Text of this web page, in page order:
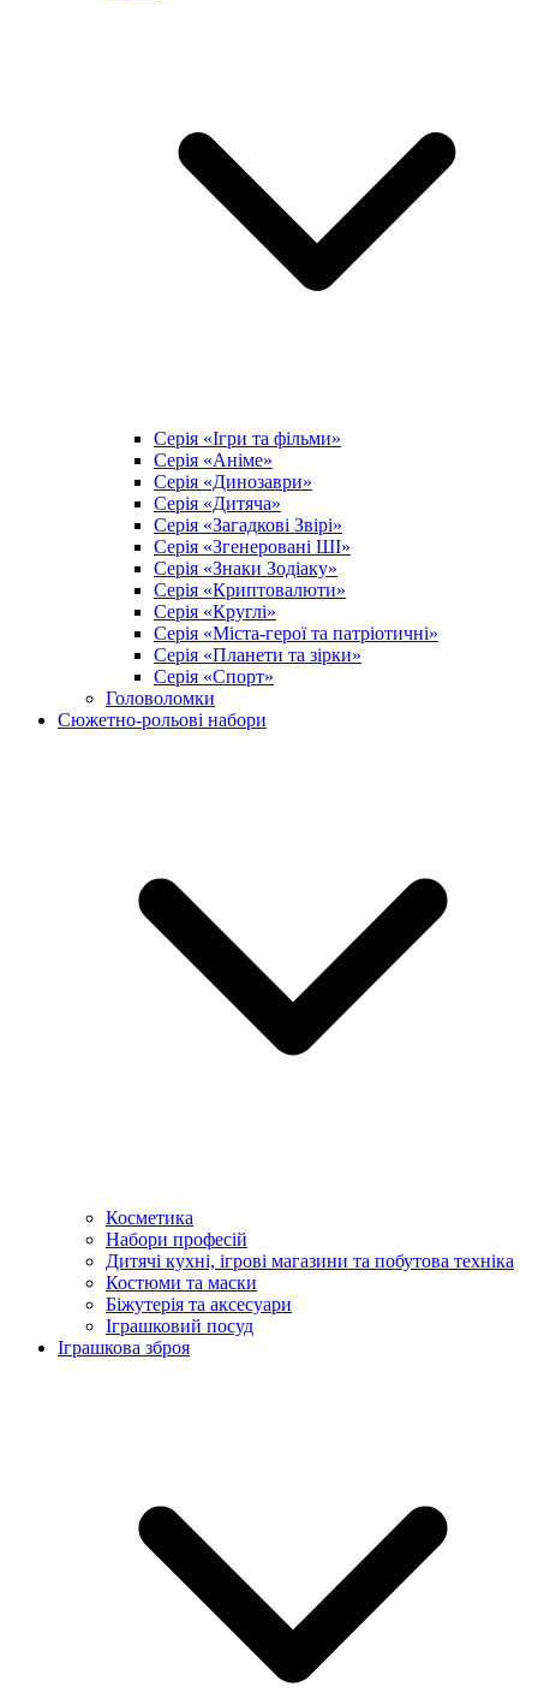
Серія «Ігри та фільми»
Серія «Аніме»
Серія «Динозаври»
Серія «Дитяча»
Серія «Загадкові Звірі»
Серія «Згенеровані ШІ»
Серія «Знаки Зодіаку»
Серія «Криптовалюти»
Серія «Круглі»
Серія «Міста-герої та патріотичні»
Серія «Планети та зірки»
Серія «Спорт»
Головоломки
Сюжетно-рольові набори
Косметика
Набори професій
Дитячі кухні, ігрові магазини та побутова техніка
Костюми та маски
Біжутерія та аксесуари
Іграшковий посуд
Іграшкова зброя